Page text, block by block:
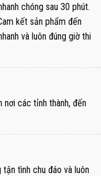
chóng sau 30 phút.
kết sản phẩm đến
và luôn đúng giờ thi
nơi các tỉnh thành, đến
tình chu đáo và luôn